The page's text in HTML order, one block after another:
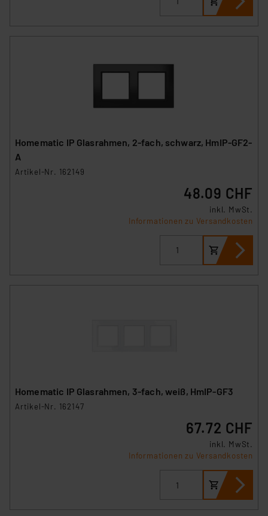
Homematic IP Glasrahmen, 2-fach, schwarz, HmIP-GF2-
A
Artikel-Nr. 162149
48.09 CHF
inkl. MwSt.
Informationen zu Versandkosten
Homematic IP Glasrahmen, 3-fach, weiß, HmIP-GF3
Artikel-Nr. 162147
67.72 CHF
inkl. MwSt.
Informationen zu Versandkosten